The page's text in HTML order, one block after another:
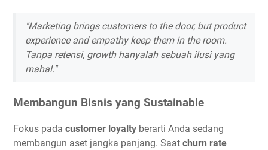
"Marketing brings customers to the door, but product
experience and empathy keep them in the room.
Tanpa retensi, growth hanyalah sebuah ilusi yang
mahal."
Membangun Bisnis yang Sustainable
Fokus pada customer loyalty berarti Anda sedang
membangun aset jangka panjang. Saat churn rate